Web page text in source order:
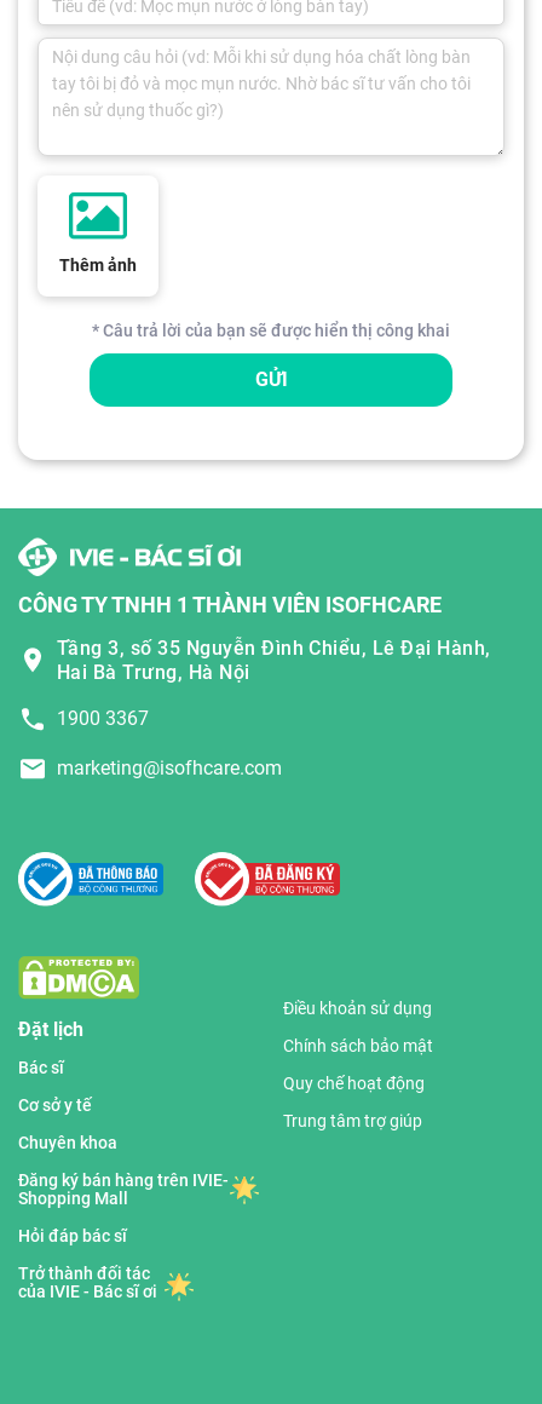
Thêm ảnh
* Câu trả lời của bạn sẽ được hiển thị công khai
GỬI
CÔNG TY TNHH 1 THÀNH VIÊN ISOFHCARE
Tầng 3, số 35 Nguyễn Đình Chiểu, Lê Đại Hành,
Hai Bà Trưng, Hà Nội
1900 3367
marketing@isofhcare.com
Đặt lịch
Bác sĩ
Cơ sở y tế
Chuyên khoa
Đăng ký bán hàng trên IVIE-
Shopping Mall
Hỏi đáp bác sĩ
Trở thành đối tác
của IVIE - Bác sĩ ơi
Điều khoản sử dụng
Chính sách bảo mật
Quy chế hoạt động
Trung tâm trợ giúp